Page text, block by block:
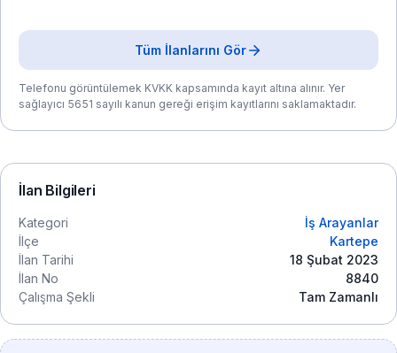
Tüm İlanlarını Gör
Telefonu görüntülemek KVKK kapsamında kayıt altına alınır. Yer
sağlayıcı 5651 sayılı kanun gereği erişim kayıtlarını saklamaktadır.
İlan Bilgileri
Kategori
İş Arayanlar
İlçe
Kartepe
İlan Tarihi
18 Şubat 2023
İlan No
8840
Çalışma Şekli
Tam Zamanlı